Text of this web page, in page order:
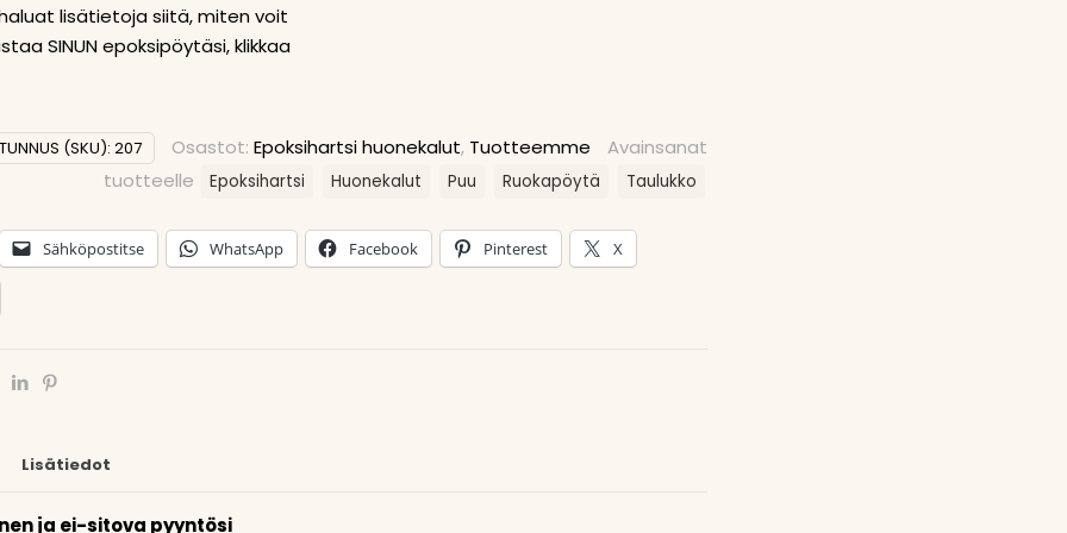
lisätietoja siitä, miten voit
SINUN epoksipöytäsi,klikkaa
(SKU):207 Osastot:Epoksihartsi huonekalut, Tuotteemme
Avainsanat
tuotteelle
Epoksihartsi Huonekalut Puu Ruokapöytä Taulukko
Sähköpostitse WhatsApp Facebook Pinterest X
Lisätiedot
ja ei-sitova pyyntösi